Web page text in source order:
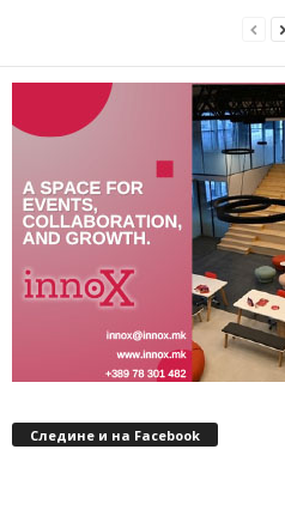
Следине и на Facebook